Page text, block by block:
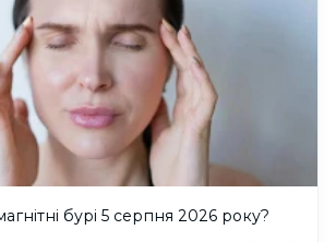
бурі 5 серпня 2026 року?